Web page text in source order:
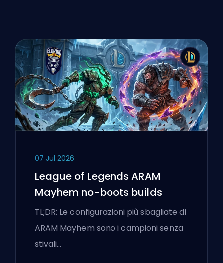
07 Jul 2026
League of Legends ARAM
Mayhem no-boots builds
TL;DR: Le configurazioni più sbagliate di
ARAM Mayhem sono i campioni senza
stivali…